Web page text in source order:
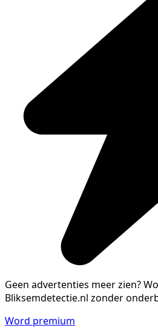
Geen advertenties meer zien?
Bliksemdetectie.nl zonder
Word premium